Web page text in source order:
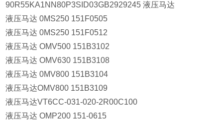
90R55KA1NN80P3SID03GB2929245 液压马达
液压马达 0MS250 151F0505
液压马达 0MS250 151F0512
液压马达 OMV500 151B3102
液压马达 OMV630 151B3108
液压马达 0MV800 151B3104
液压马达OMV800 151B3109
液压马达VT6CC-031-020-2R00C100
液压马达 OMP200 151-0615